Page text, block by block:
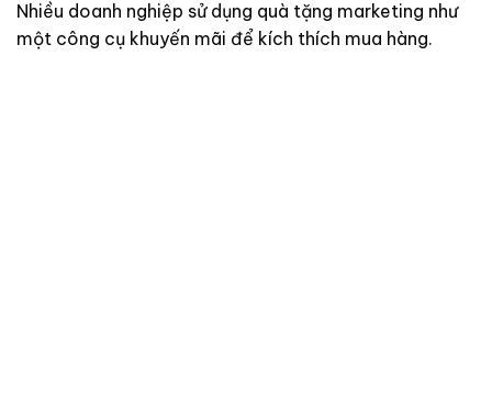
Nhiều doanh nghiệp sử dụng quà tặng marketing như
một công cụ khuyến mãi để kích thích mua hàng.